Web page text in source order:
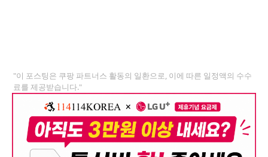
"이 포스팅은 쿠팡 파트너스 활동의 일환으로, 이에 따른 일정액의 수수
료를 제공받습니다."